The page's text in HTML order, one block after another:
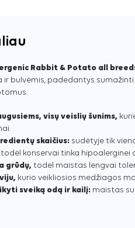
Rabbit & Potato all
ir bulvėmis, padedantys
visų veislių šunims,
skaičius: sudėtyje tik
konservai tinka hipoalerginei
grūdų, todėl maistas lengvai
kurio veikliosios medžiagos
sveiką odą ir kailį: maistas